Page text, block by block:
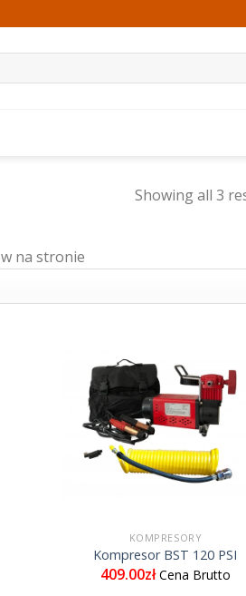
Showing all 3
na stronie
KOMPRESORY
Kompresor BST 120 PSI
409.00zł Cena Brutto